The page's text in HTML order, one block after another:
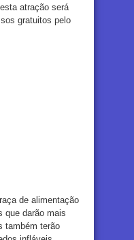
atração será
gratuitos pelo
de alimentação
que darão mais
também terão